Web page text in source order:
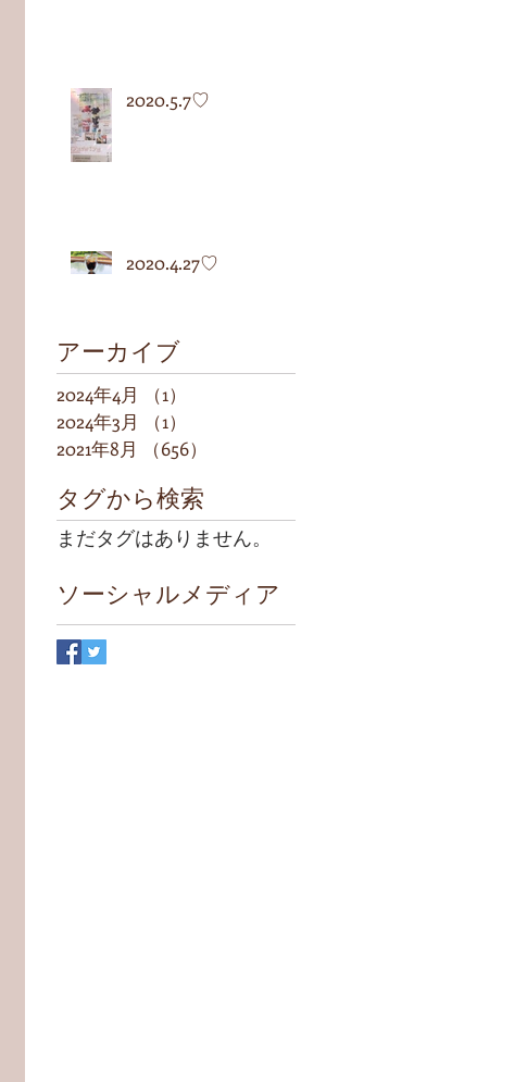
2020.5.7♡
2020.4.27♡
アーカイブ
2024年4月 （1）
2024年3月
（1）
2021年8月
（656）
タグから検索
まだタグはありません。
ソーシャルメディア